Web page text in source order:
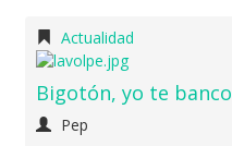
Actualidad
Bigotón, yo te banco
Pep